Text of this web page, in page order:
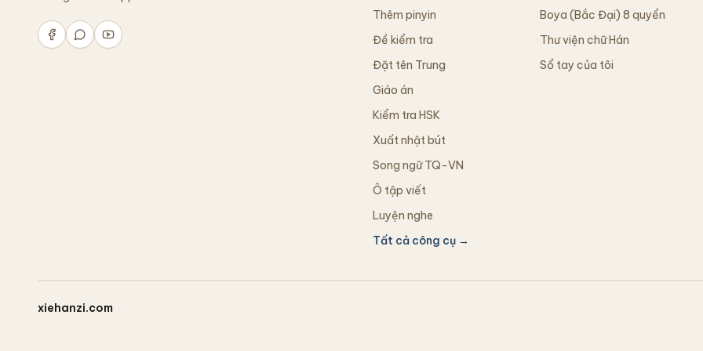
Thêm pinyin
Đề kiểm tra
Đặt tên Trung
Giáo án
Kiểm tra HSK
Xuất nhật bút
Song ngữ TQ-VN
Ô tập viết
Luyện nghe
Tất cả công cụ →
Boya (Bắc Đại) 8 quyển
Thư viện chữ Hán
Sổ tay của tôi
xiehanzi.com